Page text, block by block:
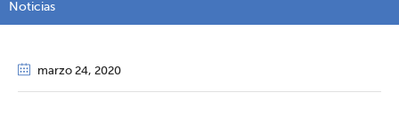
Noticias
marzo 24, 2020